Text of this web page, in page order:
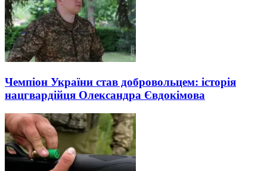
Чемпіон України став добровольцем: історія
нацгвардійця Олександра Євдокімова